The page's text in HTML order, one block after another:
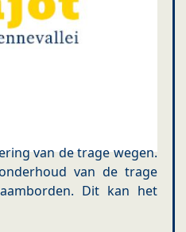
van de trage wegen.
van de trage
Dit kan het